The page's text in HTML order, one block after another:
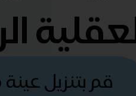
قم بتنزيل عينة